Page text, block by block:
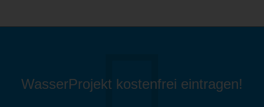
WasserProjekt kostenfrei eintragen!